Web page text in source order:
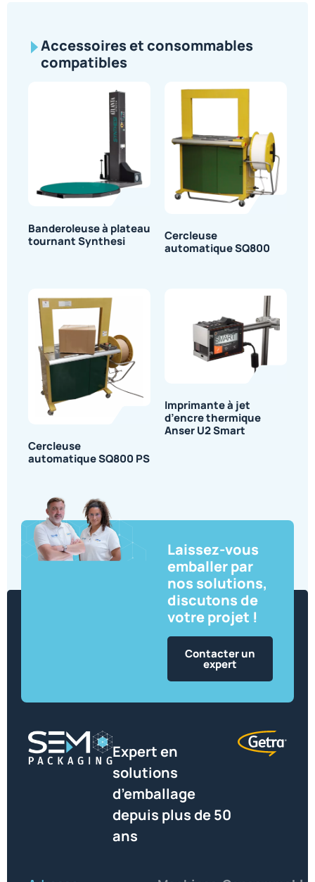
Accessoires et consommables
compatibles
Banderoleuse à plateau
tournant Synthesi
Cercleuse
automatique SQ800
Cercleuse
automatique SQ800 PS
Imprimante à jet
d’encre thermique
Anser U2 Smart
Laissez-vous
emballer par
nos solutions,
discutons de
votre projet !
Contacter un
expert
Expert en
solutions
d’emballage
depuis plus de 50
ans